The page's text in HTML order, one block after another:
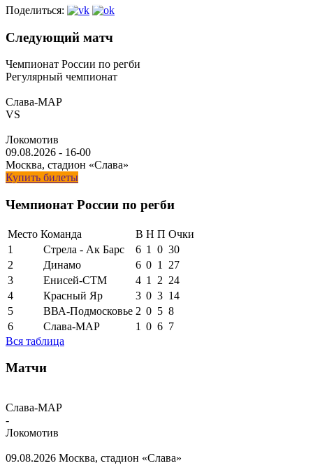
Поделиться:
Следующий матч
Чемпионат России по регби
Регулярный чемпионат
Слава-МАР
VS
Локомотив
09.08.2026 - 16-00
Москва, стадион «Слава»
Купить билеты
Чемпионат России по регби
Место Команда В Н П Очки
1
Стрела - Ак Барс 6 1 0 30
2
Динамо 6 0 1
27
3
Енисей-СТМ 4 1 2 24
4
Красный Яр 3 0 3 14
5
ВВА-Подмосковье 2 0 5 8
6
Слава-МАР 1 0 6 7
Вся таблица
Матчи
Слава-МАР
-
Локомотив
09.08.2026 Москва, стадион «Слава»